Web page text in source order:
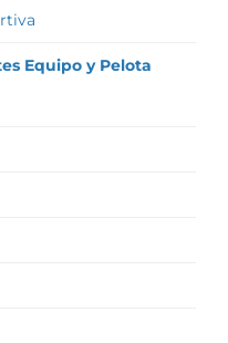
Equipo y Pelota